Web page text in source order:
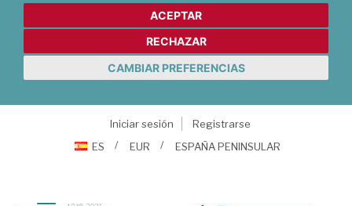
ACEPTAR
RECHAZAR
CAMBIAR PREFERENCIAS
Iniciar sesión
Registrarse
ES
EUR ESPAÑA PENINSULAR